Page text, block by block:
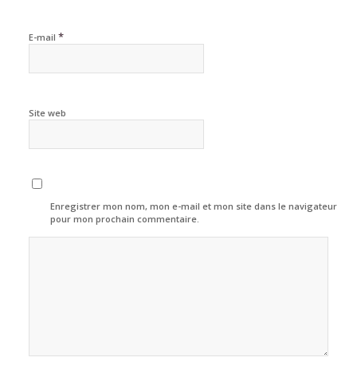
E-mail *
Site web
Enregistrer mon nom, mon e-mail et mon site dans le navigateur
pour mon prochain commentaire.